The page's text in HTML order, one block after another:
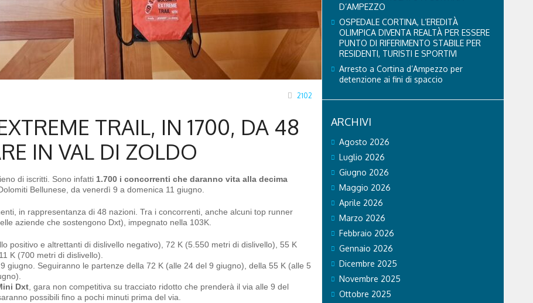
2102
TRAIL, IN 1700, DA 48
IN VAL DI ZOLDO
di iscritti. Sono infatti 1.700 i concorrenti che daranno vita alla decima
Bellunese, da venerdì 9 a domenica 11 giugno.
in rappresentanza di 48 nazioni. Tra i concorrenti, anche alcuni top runner
aziende che sostengono Dxt), impegnato nella 103K.
positivo e altrettanti di dislivello negativo), 72 K (5.550 metri di dislivello), 55 K
K (700 metri di dislivello).
giugno. Seguiranno le partenze della 72 K (alle 24 del 9 giugno), della 55 K (alle 5
Dxt, gara non competitiva su tracciato ridotto che prenderà il via alle 9 del
possibili fino a pochi minuti prima del via.
D’AMPEZZO
OSPEDALE CORTINA, L’EREDITÀ
OLIMPICA DIVENTA REALTÀ PER ESSERE
PUNTO DI RIFERIMENTO STABILE PER
RESIDENTI, TURISTI E SPORTIVI
Arresto a Cortina d’Ampezzo per
detenzione ai fini di spaccio
ARCHIVI
Agosto 2026
Luglio 2026
Giugno 2026
Maggio 2026
Aprile 2026
Marzo 2026
Febbraio 2026
Gennaio 2026
Dicembre 2025
Novembre 2025
Ottobre 2025